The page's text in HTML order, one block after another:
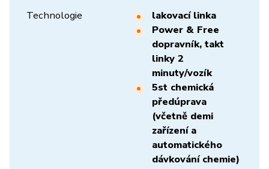
Technologie
lakovací linka
Power & Free
dopravník, takt
linky 2
minuty/vozík
5st chemická
předúprava
(včetně demi
zařízení a
automatického
dávkování chemie)